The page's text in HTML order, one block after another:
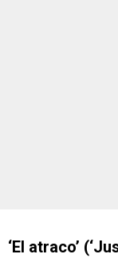
‘El atraco’